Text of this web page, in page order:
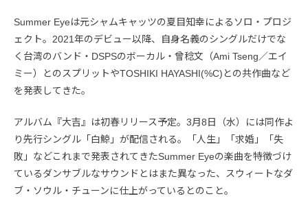
Summer Eyeは元シャムキャッツの夏目知幸によるソロ・プロジ
ェクト。2021年のデビュー以降、自身名義のシングルだけでな
く台湾のバンド・DSPSのボーカル・曾稔文（Ami Tseng／エイ
ミー）とのスプリットやTOSHIKI HAYASHI(%C)との共作曲など
を発表してきた。
アルバム『大吉』は初春リリース予定。3月8日（水）には同作よ
り先行シングル「白鯨」が配信される。「人生」「求婚」「失
敗」などこれまで発表されてきたSummer Eyeの楽曲を特徴づけ
ているダンサブルなサウンドとはまた異なった、スウィートなダ
ブ・ソウル・チューンに仕上がっているとのこと。